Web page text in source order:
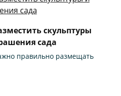
скульптуры
сада
правильно размещать